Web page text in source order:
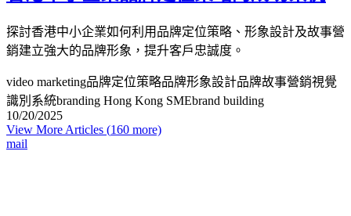
探討香港中小企業如何利用品牌定位策略、形象設計及故事營
銷建立強大的品牌形象，提升客戶忠誠度。
video marketing品牌定位策略品牌形象設計品牌故事營銷視覺
識別系統branding Hong Kong SMEbrand building
10/20/2025
View More Articles (160 more)
mail